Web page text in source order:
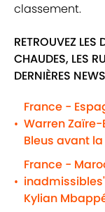
classement.
RETROUVEZ LES
CHAUDES, LES
DERNIÈRES NEWS
•
France -
Warren
Bleus avant
•
France -
Kylian